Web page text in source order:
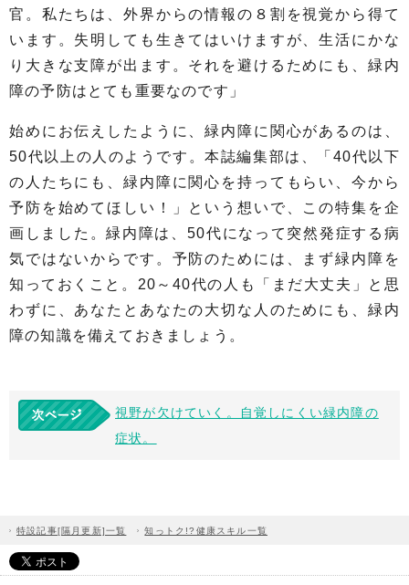
官。私たちは、外界からの情報の８割を視覚から得て
います。失明しても生きてはいけますが、生活にかな
り大きな支障が出ます。それを避けるためにも、緑内
障の予防はとても重要なのです」
始めにお伝えしたように、緑内障に関心があるのは、
50代以上の人のようです。本誌編集部は、「40代以下
の人たちにも、緑内障に関心を持ってもらい、今から
予防を始めてほしい！」という想いで、この特集を企
画しました。緑内障は、50代になって突然発症する病
気ではないからです。予防のためには、まず緑内障を
知っておくこと。20～40代の人も「まだ大丈夫」と思
わずに、あなたとあなたの大切な人のためにも、緑内
障の知識を備えておきましょう。
視野が欠けていく。自覚しにくい緑内障の
症状。
特設記事[隔月更新]一覧 知っトク!?健康スキル一覧